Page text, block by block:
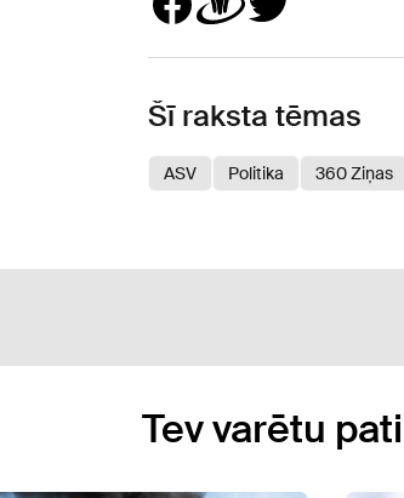
Šī raksta tēmas
ASV Politika 360 Ziņas
Tev varētu